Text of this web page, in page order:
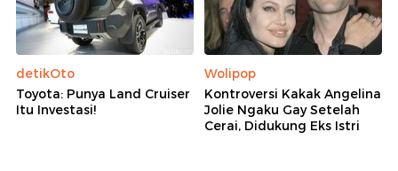
detikOto
Toyota: Punya Land Cruiser
Itu Investasi!
Wolipop
Kontroversi Kakak Angelina
Jolie Ngaku Gay Setelah
Cerai, Didukung Eks Istri